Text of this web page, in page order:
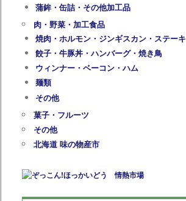
蒲鉾・缶詰・その他加工品
肉・野菜・加工食品
焼肉・ホルモン・ジンギスカン・ステーキ
餃子・牛豚丼・ハンバーグ・焼き鳥
ウィンナー・ベーコン・ハム
麺類
その他
菓子・フルーツ
その他
北海道 味の物産市